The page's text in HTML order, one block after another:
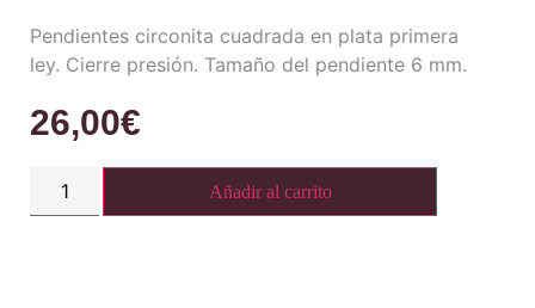
Pendientes circonita cuadrada en plata primera
ley. Cierre presión. Tamaño del pendiente 6 mm.
26,00€
Añadir al carrito